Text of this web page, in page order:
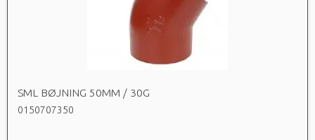
SML BØJNING 50MM / 30G
0150707350